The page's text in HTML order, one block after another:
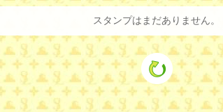
スタンプはまだありません。